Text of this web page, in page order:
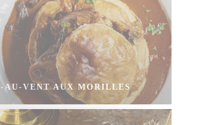
AU-VENT AUX MORILLES